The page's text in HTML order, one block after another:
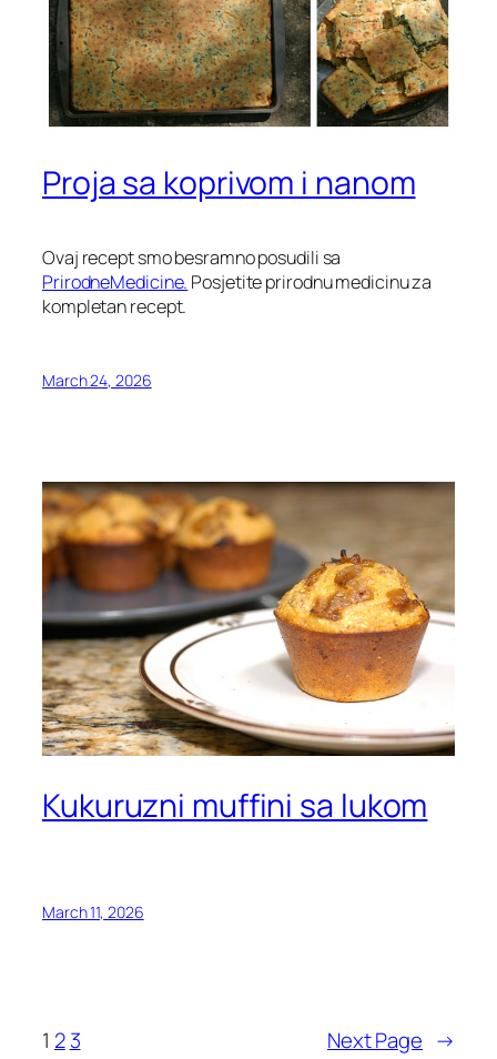
Proja sa koprivom i nanom
Ovaj recept smo besramno posudili sa
PrirodneMedicine. Posjetite prirodnu medicinu za
kompletan recept.
March 24, 2026
Kukuruzni muffini sa lukom
March 11, 2026
1 2 3 Next Page →